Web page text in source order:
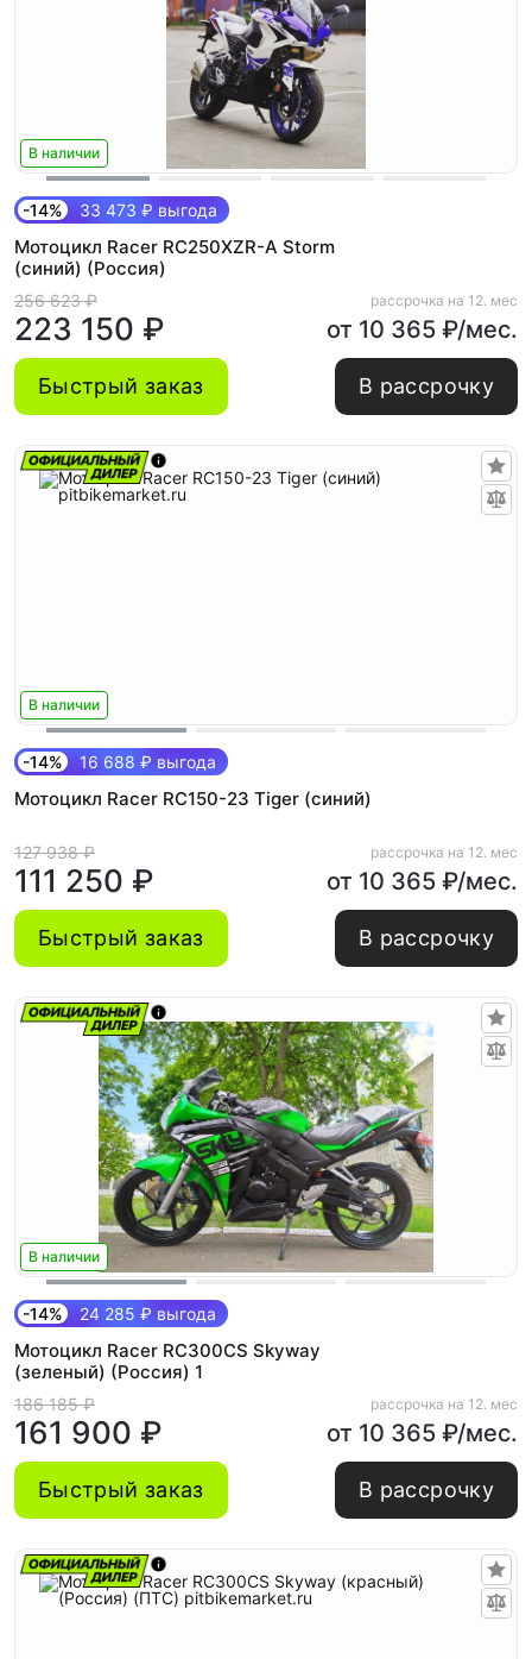
В наличии
-14% 33 473 ₽ выгода
Мотоцикл Racer RC250XZR-A Storm
(синий) (Россия)
256 623 ₽
223 150 ₽
рассрочка на 12. мес
от 10 365 ₽/мес.
Быстрый заказ В рассрочку
В наличии
-14% 16 688 ₽ выгода
Мотоцикл Racer RC150-23 Tiger (синий)
127 938 ₽
111 250 ₽
рассрочка на 12. мес
от 10 365 ₽/мес.
Быстрый заказ В рассрочку
В наличии
-14% 24 285 ₽ выгода
Мотоцикл Racer RC300CS Skyway
(зеленый) (Россия) 1
186 185 ₽
161 900 ₽
рассрочка на 12. мес
от 10 365 ₽/мес.
Быстрый заказ В рассрочку